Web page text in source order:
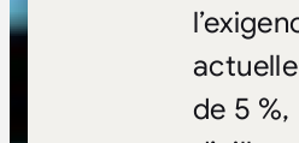
actuelle
de 5 %,